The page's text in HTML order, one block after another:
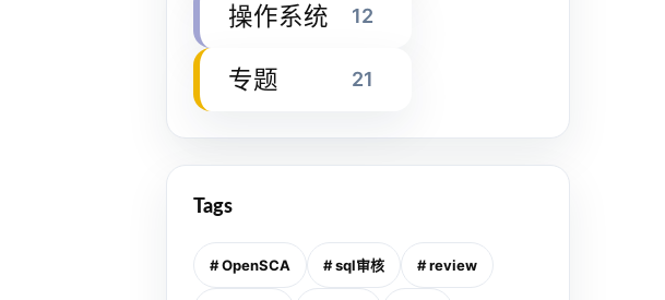
操作系统 12
专题 21
Tags
# OpenSCA # sql审核 # review